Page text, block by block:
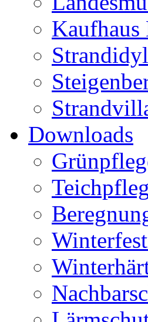
Kaufhaus
Downloads